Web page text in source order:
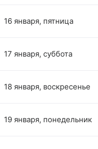
16 января, пятница
17 января, суббота
18 января, воскресенье
19 января, понедельник